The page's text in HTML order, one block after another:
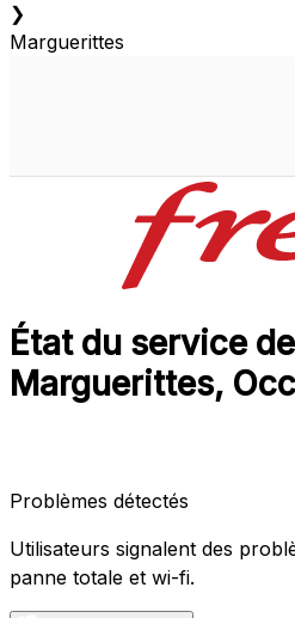
❯
Marguerittes
État du service
Marguerittes,
Problèmes détectés
Utilisateurs signalent des
panne totale et wi-fi.